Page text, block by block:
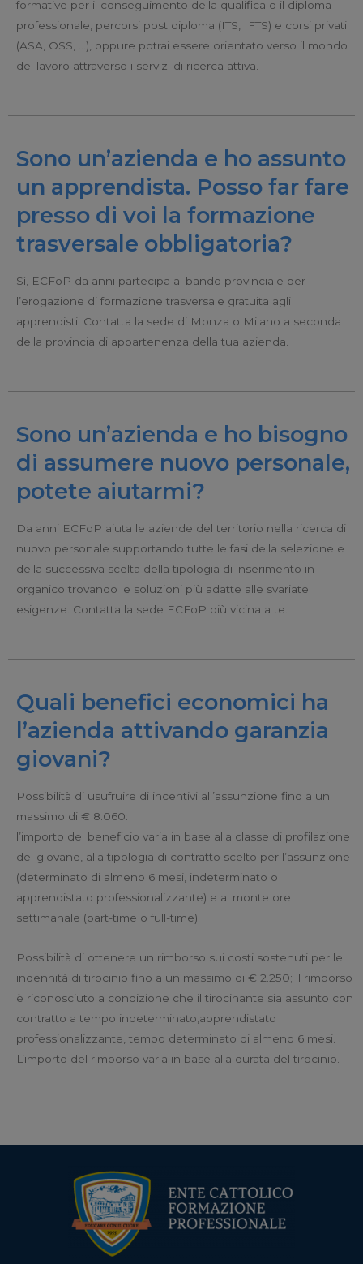
formative per il conseguimento della qualifica o il diploma
professionale, percorsi post diploma (ITS, IFTS) e corsi privati
(ASA, OSS, …), oppure potrai essere orientato verso il mondo
del lavoro attraverso i servizi di ricerca attiva.
Sono un’azienda e ho assunto
un apprendista. Posso far fare
presso di voi la formazione
trasversale obbligatoria?
Sì, ECFoP da anni partecipa al bando provinciale per
l’erogazione di formazione trasversale gratuita agli
apprendisti. Contatta la sede di Monza o Milano a seconda
della provincia di appartenenza della tua azienda.
Sono un’azienda e ho bisogno
di assumere nuovo personale,
potete aiutarmi?
Da anni ECFoP aiuta le aziende del territorio nella ricerca di
nuovo personale supportando tutte le fasi della selezione e
della successiva scelta della tipologia di inserimento in
organico trovando le soluzioni più adatte alle svariate
esigenze. Contatta la sede ECFoP più vicina a te.
Quali benefici economici ha
l’azienda attivando garanzia
giovani?
Possibilità di usufruire di incentivi all’assunzione fino a un
massimo di € 8.060:
l’importo del beneficio varia in base alla classe di profilazione
del giovane, alla tipologia di contratto scelto per l’assunzione
(determinato di almeno 6 mesi, indeterminato o
apprendistato professionalizzante) e al monte ore
settimanale (part-time o full-time).
Possibilità di ottenere un rimborso sui costi sostenuti per le
indennità di tirocinio fino a un massimo di € 2.250; il rimborso
è riconosciuto a condizione che il tirocinante sia assunto con
contratto a tempo indeterminato,apprendistato
professionalizzante, tempo determinato di almeno 6 mesi.
L’importo del rimborso varia in base alla durata del tirocinio.